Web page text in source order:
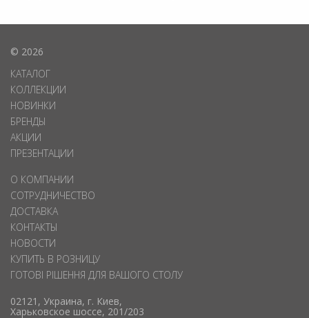
© 2026
КАТАЛОГ
КОЛЛЕКЦИИ
НОВИНКИ
БРЕНДЫ
АКЦИИ
ПРЕЗЕНТАЦИИ
О КОМПАНИИ
СОТРУДНИЧЕСТВО
ДОСТАВКА
КОНТАКТЫ
НОВОСТИ
КУПИТЬ В РОЗНИЦУ
ГОТОВІ РІШЕННЯ ДЛЯ ВАШОГО СТОЛУ
02121, Украина, г. Киев,
Харьковское шоссе, 201/203